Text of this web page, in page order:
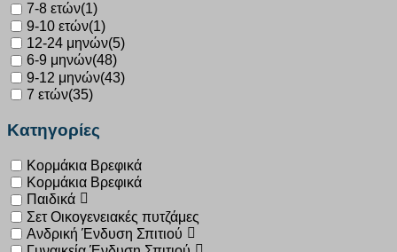
7-8 ετών(1)
9-10 ετών(1)
12-24 μηνών(5)
6-9 μηνών(48)
9-12 μηνών(43)
7 ετών(35)
Κατηγορίες
Κορμάκια Βρεφικά
Κορμάκια Βρεφικά
Παιδικά
Σετ Οικογενειακές πυτζάμες
Ανδρική Ένδυση Σπιτιού